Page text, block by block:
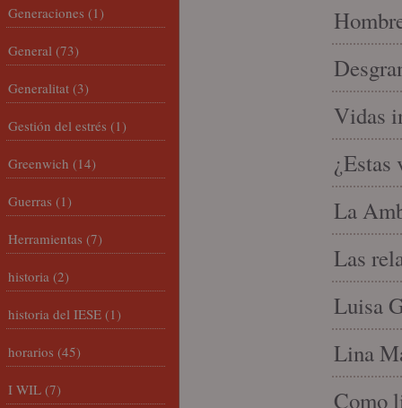
Vidas
¿Estas
La
Las
Luisa
Lina
Como
Generaciones (1)
General (73)
Generalitat (3)
Gestión del estrés (1)
Greenwich (14)
Guerras (1)
Herramientas (7)
historia (2)
historia del IESE (1)
horarios (45)
I WIL (7)